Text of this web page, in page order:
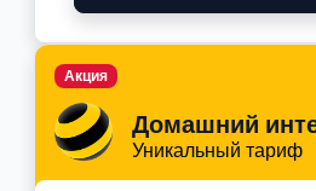
Домашний
Уникальный тариф
Акция